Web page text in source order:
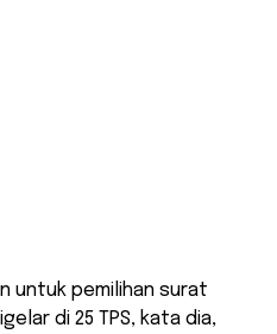
untuk pemilihan surat
di 25 TPS, kata dia,